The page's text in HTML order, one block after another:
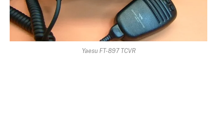
Yaesu FT-897 TCVR